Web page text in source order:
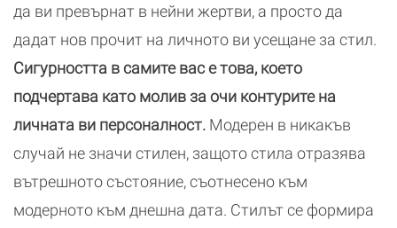
да ви превърнат в нейни жертви, а просто да
дадат нов прочит на личното ви усещане за стил.
Сигурността в самите вас е това, което
подчертава като молив за очи контурите на
личната ви персоналност. Модерен в никакъв
случай не значи стилен, защото стила отразява
вътрешното състояние, съотнесено към
модерното към днешна дата. Стилът се формира